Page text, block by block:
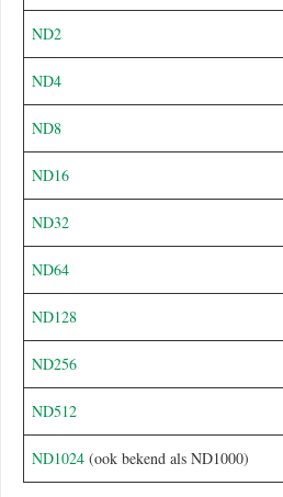
ND2
ND4
ND8
ND16
ND32
ND64
ND128
ND256
ND512
ND1024 (ook bekend als ND1000)